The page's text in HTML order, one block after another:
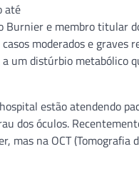
até
e membro titular
moderados e graves
um distúrbio metabólico
estão atendendo
dos óculos.
na OCT (Tomografia